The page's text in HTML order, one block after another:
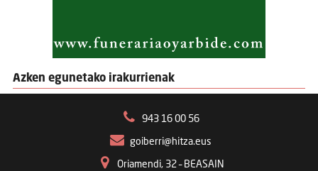
Azken egunetako irakurrienak
943 16 00 56
goiberri@hitza.eus
Oriamendi, 32 – BEASAIN